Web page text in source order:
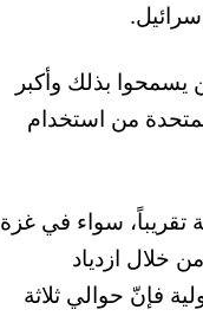
يسمحوا بذلك وأكبر
من استخدام
تقريباً، سواء في غزة
خلال ازدياد
فإنّ حوالي ثلاثة